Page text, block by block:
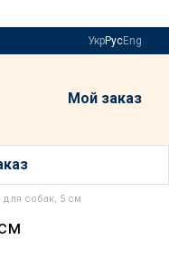
УкрРусEng
Мой заказ
для собак, 5 см